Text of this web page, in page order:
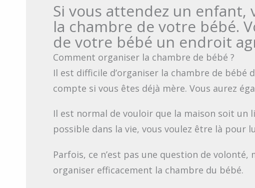
Si vous attendez un enfant,
la chambre de votre bébé.
de votre bébé un endroit
Comment organiser la chambre de bébé ?
Il est difficile d’organiser la chambre de bébé
compte si vous êtes déjà mère. Vous aurez
Il est normal de vouloir que la maison soit
possible dans la vie, vous voulez être là pour
Parfois, ce n’est pas une question de volonté,
organiser efficacement la chambre du bébé.